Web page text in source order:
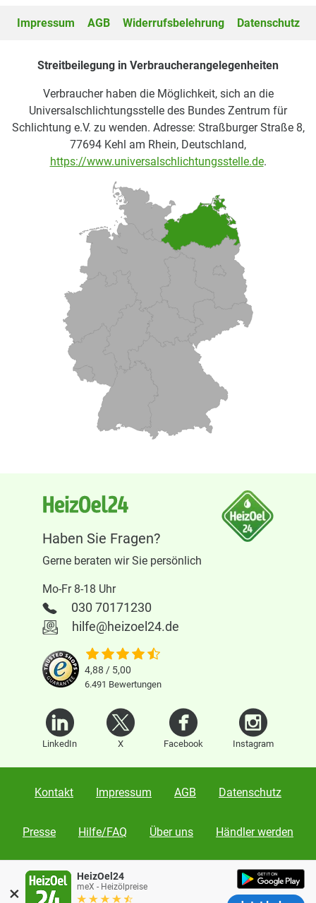
Impressum AGB Widerrufsbelehrung Datenschutz
Streitbeilegung in Verbraucherangelegenheiten
Verbraucher haben die Möglichkeit, sich an die
Universalschlichtungsstelle des Bundes Zentrum für
Schlichtung e.V. zu wenden. Adresse: Straßburger Straße 8,
77694 Kehl am Rhein, Deutschland,
https://www.universalschlichtungsstelle.de.
Haben Sie Fragen?
Gerne beraten wir Sie persönlich
Mo-Fr 8-18 Uhr
030 70171230
hilfe@heizoel24.de
4,88 / 5,00
6.491 Bewertungen
LinkedIn X Facebook Instagram
Kontakt Impressum AGB Datenschutz
Presse Hilfe/FAQ Über uns Händler werden
Karriere
×
HeizOel24
meX - Heizölpreise